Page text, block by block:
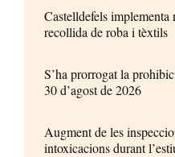
Castelldefels implementa
recollida de roba i tèxtils
S’ha prorrogat la
30 d’agost de 2026
Augment de les
intoxicacions durant